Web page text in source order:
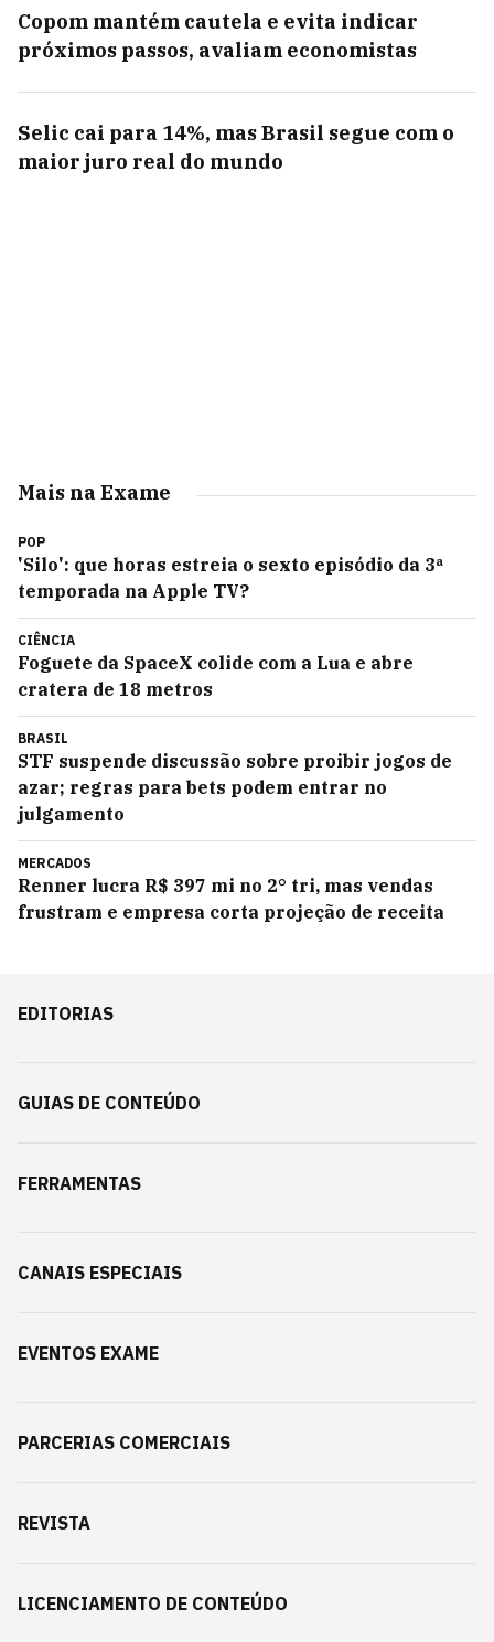
Copom mantém cautela e evita indicar
próximos passos, avaliam economistas
Selic cai para 14%, mas Brasil segue com o
maior juro real do mundo
Mais na Exame
POP
'Silo': que horas estreia o sexto episódio da 3ª
temporada na Apple TV?
CIÊNCIA
Foguete da SpaceX colide com a Lua e abre
cratera de 18 metros
BRASIL
STF suspende discussão sobre proibir jogos de
azar; regras para bets podem entrar no
julgamento
MERCADOS
Renner lucra R$ 397 mi no 2° tri, mas vendas
frustram e empresa corta projeção de receita
EDITORIAS
GUIAS DE CONTEÚDO
FERRAMENTAS
CANAIS ESPECIAIS
EVENTOS EXAME
PARCERIAS COMERCIAIS
REVISTA
LICENCIAMENTO DE CONTEÚDO